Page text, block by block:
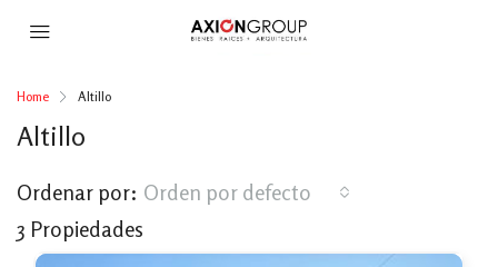
Home Altillo
Altillo
3 Propiedades
Ordenar por: Orden por defecto